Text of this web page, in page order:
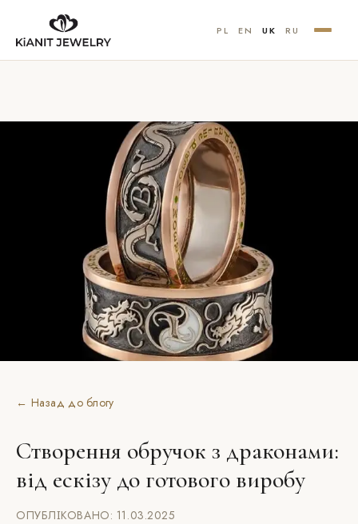
PL EN UK RU
← Назад до блогу
Створення обручок з драконами:
від ескізу до готового виробу
ОПУБЛІКОВАНО: 11.03.2025